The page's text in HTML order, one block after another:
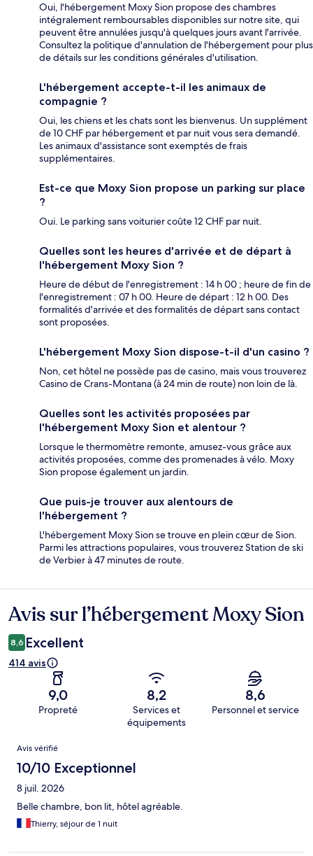
Oui, l'hébergement Moxy Sion propose des chambres
intégralement remboursables disponibles sur notre site, qui
peuvent être annulées jusqu'à quelques jours avant l'arrivée.
Consultez la politique d'annulation de l'hébergement pour plus
de détails sur les conditions générales d'utilisation.
L'hébergement accepte-t-il les animaux de
compagnie ?
Oui, les chiens et les chats sont les bienvenus. Un supplément
de 10 CHF par hébergement et par nuit vous sera demandé.
Les animaux d'assistance sont exemptés de frais
supplémentaires.
Est-ce que Moxy Sion propose un parking sur place
?
Oui. Le parking sans voiturier coûte 12 CHF par nuit.
Quelles sont les heures d'arrivée et de départ à
l'hébergement Moxy Sion ?
Heure de début de l'enregistrement : 14 h 00 ; heure de fin de
l'enregistrement : 07 h 00. Heure de départ : 12 h 00. Des
formalités d'arrivée et des formalités de départ sans contact
sont proposées.
L'hébergement Moxy Sion dispose-t-il d'un casino ?
Non, cet hôtel ne possède pas de casino, mais vous trouverez
Casino de Crans-Montana (à 24 min de route) non loin de là.
Quelles sont les activités proposées par
l'hébergement Moxy Sion et alentour ?
Lorsque le thermomètre remonte, amusez-vous grâce aux
activités proposées, comme des promenades à vélo. Moxy
Sion propose également un jardin.
Que puis-je trouver aux alentours de
l'hébergement ?
L'hébergement Moxy Sion se trouve en plein cœur de Sion.
Parmi les attractions populaires, vous trouverez Station de ski
de Verbier à 47 minutes de route.
Avis
Avis sur l’hébergement Moxy Sion
8,6 Excellent
414 avis
9,0
Propreté
8,2
Services et
équipements
8,6
Personnel et service
Avis
Avis vérifié
10/10 Exceptionnel
8 juil. 2026
Belle chambre, bon lit, hôtel agréable.
Thierry, séjour de 1 nuit